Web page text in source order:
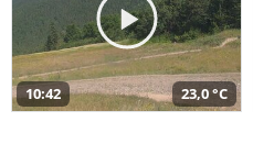
10:42 23,0 °C